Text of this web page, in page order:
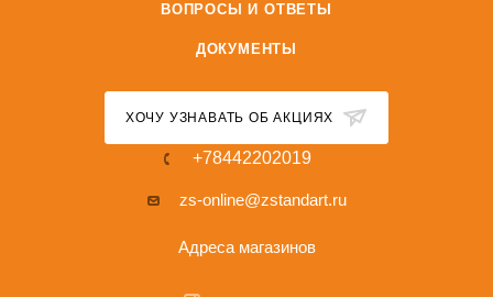
ВОПРОСЫ И ОТВЕТЫ
ДОКУМЕНТЫ
ХОЧУ УЗНАВАТЬ ОБ АКЦИЯХ
+78442202019
zs-online@zstandart.ru
Адреса магазинов